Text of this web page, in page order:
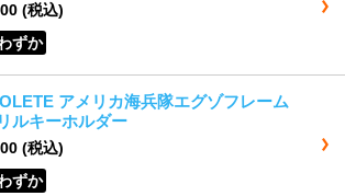
(税込)
ずか
アメリカ海兵隊エグゾフレーム
ルキーホルダー
(税込)
ずか